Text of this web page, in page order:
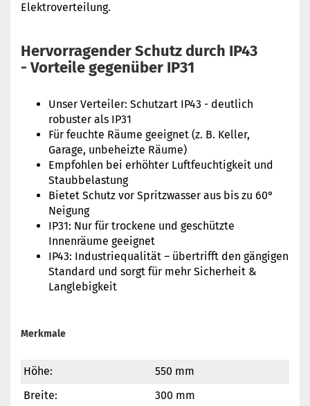
Elektroverteilung.
Hervorragender Schutz durch IP43
- Vorteile gegenüber IP31
Unser Verteiler: Schutzart IP43 - deutlich
robuster als IP31
Für feuchte Räume geeignet (z. B. Keller,
Garage, unbeheizte Räume)
Empfohlen bei erhöhter Luftfeuchtigkeit und
Staubbelastung
Bietet Schutz vor Spritzwasser aus bis zu 60°
Neigung
IP31: Nur für trockene und geschützte
Innenräume geeignet
IP43: Industriequalität – übertrifft den gängigen
Standard und sorgt für mehr Sicherheit &
Langlebigkeit
Merkmale
Höhe:
550 mm
Breite:
300 mm